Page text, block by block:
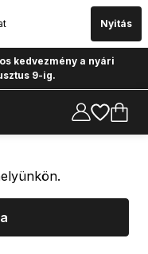
Nyitás
kedvezmény a nyári
9-ig.